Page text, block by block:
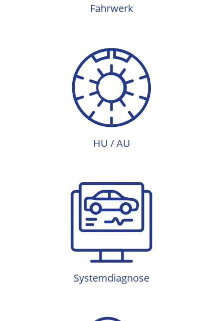
Fahrwerk
HU / AU
HU / AU
Systemdiagnose
Systemdiagnose